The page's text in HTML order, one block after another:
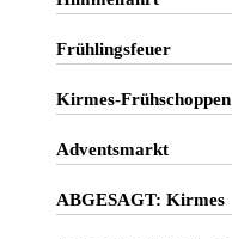
Frühlingsfeuer
Kirmes-Frühschoppen
Adventsmarkt
ABGESAGT: Kirmes